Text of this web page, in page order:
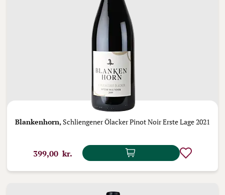
Blankenhorn,Schliengener Ölacker Pinot Noir Erste Lage 2021
399,00 kr.